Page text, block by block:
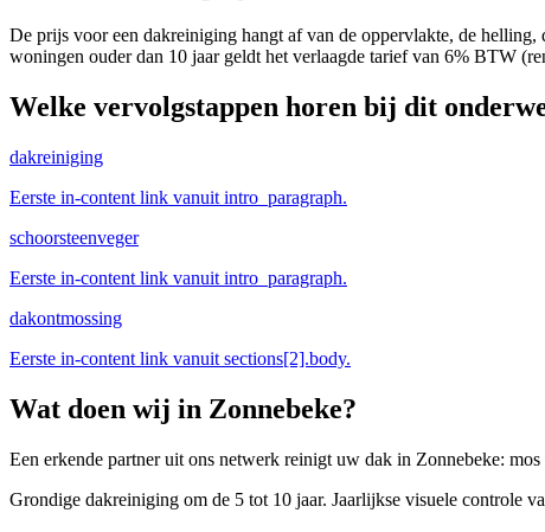
De prijs voor een dakreiniging hangt af van de oppervlakte, de
woningen ouder dan 10 jaar geldt het verlaagde tarief van 6% BTW
Welke vervolgstappen horen bij dit
dakreiniging
Eerste in-content link vanuit intro_paragraph.
schoorsteenveger
Eerste in-content link vanuit intro_paragraph.
dakontmossing
Eerste in-content link vanuit sections[2].body.
Wat doen wij in Zonnebeke?
Een erkende partner uit ons netwerk reinigt uw dak in Zonnebeke:
Grondige dakreiniging om de 5 tot 10 jaar. Jaarlijkse visuele controle